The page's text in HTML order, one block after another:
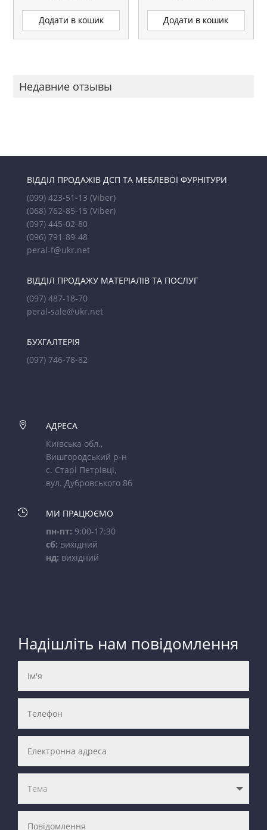
Додати в кошик Додати в кошик
Недавние отзывы
ВІДДІЛ ПРОДАЖІВ ДСП ТА МЕБЛЕВОЇ ФУРНІТУРИ
(099) 423-51-13 (Viber)
(068) 762-85-15 (Viber)
(097) 445-02-80
(096) 791-89-48
peral-f@ukr.net
ВІДДІЛ ПРОДАЖУ МАТЕРІАЛІВ ТА ПОСЛУГ
(097) 487-18-70
peral-sale@ukr.net
БУХГАЛТЕРІЯ
(097) 746-78-82

АДРЕСА
Київська обл.,
Вишгородський р-н
с. Старі Петрівці,
вул. Дубровського 8б

МИ ПРАЦЮЄМО
пн-пт: 9:00-17:30
сб: вихідний
нд: вихідний
Надішліть нам повідомлення